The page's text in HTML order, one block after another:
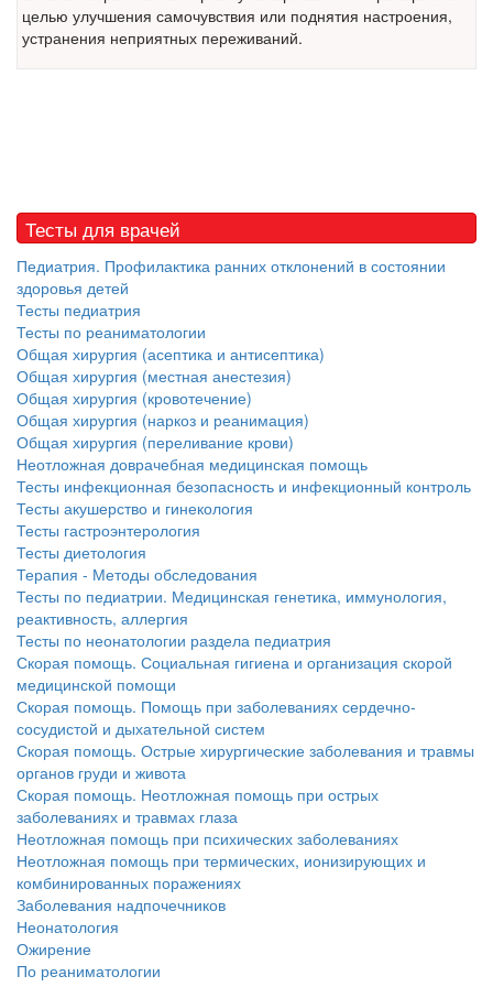
встрече с журналистами ведущих...
осложнений от...
Закон о праве родителей находиться с детьми в
реанимации внесен в Госдуму
Соответствующий
палату на
рассмотрение. Суть его
заключается в
нахождении одного из
бесплатно, в течении всего срока лечения...
целью улучшения самочувствия или поднятия настроения,
устранения неприятных переживаний.
Тесты для врачей
Педиатрия. Профилактика ранних отклонений в состоянии
здоровья детей
Тесты педиатрия
Тесты по реаниматологии
Общая хирургия (асептика и антисептика)
Общая хирургия (местная анестезия)
Общая хирургия (кровотечение)
Общая хирургия (наркоз и реанимация)
Общая хирургия (переливание крови)
Неотложная доврачебная медицинская помощь
Тесты инфекционная безопасность и инфекционный контроль
Тесты акушерство и гинекология
Тесты гастроэнтерология
Тесты диетология
Терапия - Методы обследования
Тесты по педиатрии. Медицинская генетика, иммунология,
реактивность, аллергия
Тесты по неонатологии раздела педиатрия
Скорая помощь. Социальная гигиена и организация скорой
медицинской помощи
Скорая помощь. Помощь при заболеваниях сердечно-
сосудистой и дыхательной систем
Скорая помощь. Острые хирургические заболевания и травмы
органов груди и живота
Скорая помощь. Неотложная помощь при острых
заболеваниях и травмах глаза
Неотложная помощь при психических заболеваниях
Неотложная помощь при термических, ионизирующих и
комбинированных поражениях
Заболевания надпочечников
Неонатология
Ожирение
По реаниматологии